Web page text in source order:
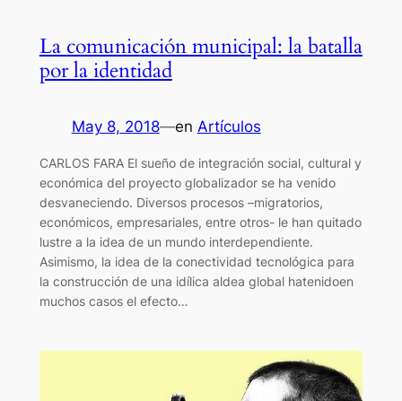
La comunicación municipal: la batalla
por la identidad
May 8, 2018—en Artículos
CARLOS FARA El sueño de integración social, cultural y
económica del proyecto globalizador se ha venido
desvaneciendo. Diversos procesos –migratorios,
económicos, empresariales, entre otros- le han quitado
lustre a la idea de un mundo interdependiente.
Asimismo, la idea de la conectividad tecnológica para
la construcción de una idílica aldea global hatenidoen
muchos casos el efecto…